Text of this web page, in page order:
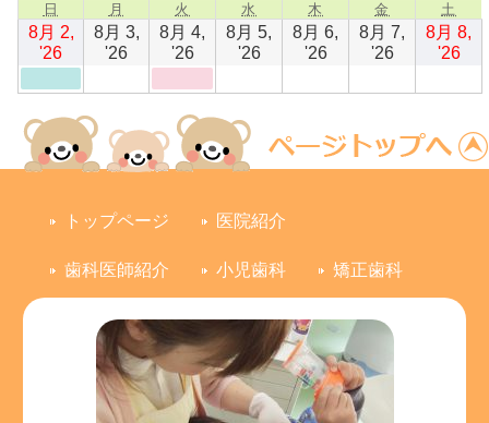
日
曜
日
月
曜
日
火
曜
日
水
曜
日
木
曜
日
金
曜
日
土
曜
日
8月 2,
'262026
年
8
月
日
(1
件
の
イ
ン
ト)
8月 3,
'262026
8
3
日
8月 4,
'262026
年
8
月
日
(1
件
の
イ
ン
ト)
8月 5,
'262026
8
日
8月 6,
'262026
8
6
日
8月 7,
'262026
8
7
日
8月 8,
'26
8
8
日
トップページ 医院紹介
歯科医師紹介 小児歯科 矯正歯科